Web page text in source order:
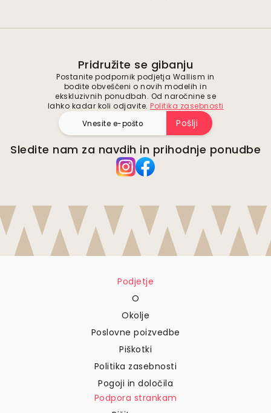
Pridružite se gibanju
Postanite podpornik podjetja Wallism in
bodite obveščeni o novih modelih in
ekskluzivnih ponudbah. Od naročnine se
lahko kadar koli odjavite. Politika zasebnosti
Pošlji
Sledite nam za navdih in prihodnje ponudbe
Podjetje
O
Okolje
Poslovne poizvedbe
Piškotki
Politika zasebnosti
Pogoji in določila
Podpora strankam